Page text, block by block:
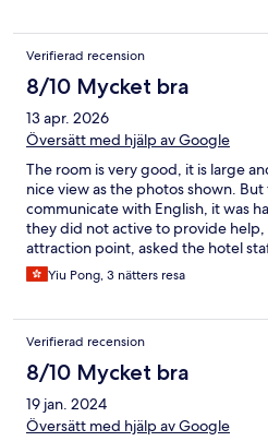
Verifierad recension
8/10 Mycket bra
13 apr. 2026
Översätt med hjälp av Google
The room is very good, it is large
nice view as the photos shown.
communicate with English, it was
they did not active to provide
attraction point, asked the hotel
I do, but they just refused to do so.
Yiu Pong, 3 nätters resa
Verifierad recension
8/10 Mycket bra
19 jan. 2024
Översätt med hjälp av Google